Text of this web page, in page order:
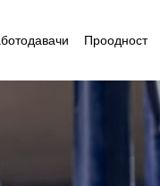
Проодност